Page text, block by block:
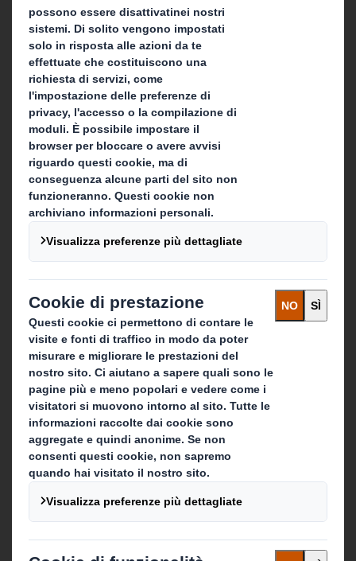
Chi siamo
La nostra storia
Sostenibilità
Media
Lavora con noi
Cosa facciamo
Soluzione di Packaging
Prodotti di carta
Servizi di Recycling
Rimani in contatto
Dove operiamo
Contattaci